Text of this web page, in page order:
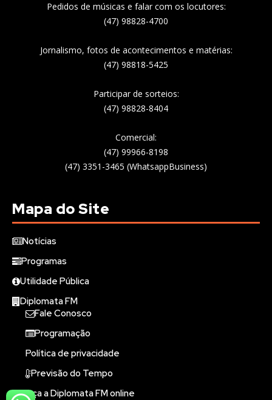
Pedidos de músicas e falar com os locutores:
(47) 98828-4700
Jornalismo, fotos de acontecimentos e matérias:
(47) 98818-5425
Participar de sorteios:
(47) 98828-8404
Comercial:
(47) 99966-8198
(47) 3351-3465 (WhatsappBusiness)
Mapa do Site
Notícias
Programas
Utilidade Pública
Diplomata FM
Fale Conosco
Programação
Política de privacidade
Previsão do Tempo
Ouça a Diplomata FM online